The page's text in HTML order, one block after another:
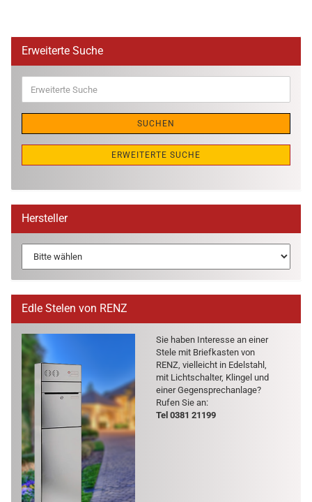
Erweiterte Suche
Suche
SUCHEN
ERWEITERTE SUCHE
Hersteller
Edle Stelen von RENZ
Sie haben In­ter­es­se an einer
Stele mit Brief­kas­ten von
RENZ, viel­leicht in Edel­stahl,
mit Licht­schal­ter, Klin­gel und
einer Ge­gen­sprech­an­la­ge?
Rufen Sie an:
Tel 0381 21199